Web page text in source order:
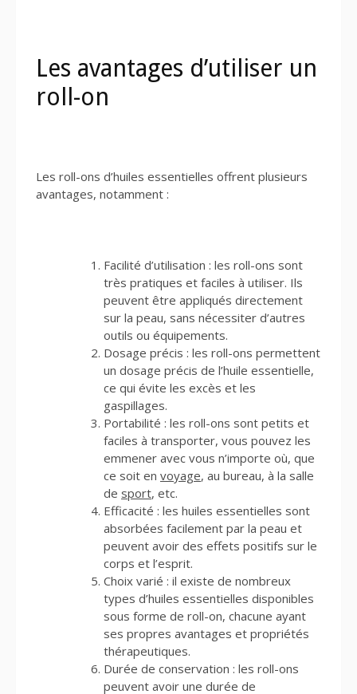
Les avantages d’utiliser un
roll-on
Les roll-ons d’huiles essentielles offrent plusieurs
avantages, notamment :
Facilité d’utilisation : les roll-ons sont
très pratiques et faciles à utiliser. Ils
peuvent être appliqués directement
sur la peau, sans nécessiter d’autres
outils ou équipements.
Dosage précis : les roll-ons permettent
un dosage précis de l’huile essentielle,
ce qui évite les excès et les
gaspillages.
Portabilité : les roll-ons sont petits et
faciles à transporter, vous pouvez les
emmener avec vous n’importe où, que
ce soit en voyage, au bureau, à la salle
de sport, etc.
Efficacité : les huiles essentielles sont
absorbées facilement par la peau et
peuvent avoir des effets positifs sur le
corps et l’esprit.
Choix varié : il existe de nombreux
types d’huiles essentielles disponibles
sous forme de roll-on, chacune ayant
ses propres avantages et propriétés
thérapeutiques.
Durée de conservation : les roll-ons
peuvent avoir une durée de